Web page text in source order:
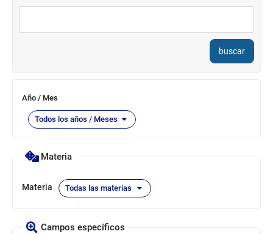
de
buscar
Selección
de
años
Año / Mes
Todos los años / Meses
Materia
Materia Todas las materias
Campos específicos